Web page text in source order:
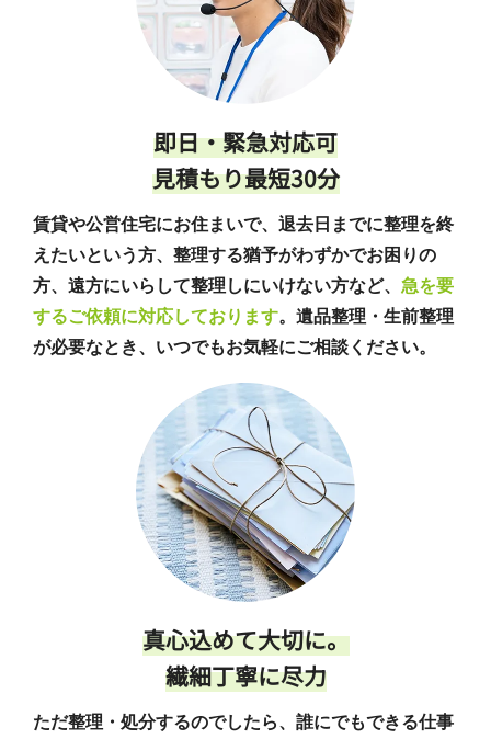
即日・緊急対応可
見積もり最短30分
賃貸や公営住宅にお住まいで、退去日までに整理を終
えたいという方、整理する猶予がわずかでお困りの
方、遠方にいらして整理しにいけない方など、 急を要
するご依頼に対応しております。遺品整理・生前整理
が必要なとき、いつでもお気軽にご相談ください。
真心込めて大切に。
繊細丁寧に尽力
ただ整理・処分するのでしたら、誰にでもできる仕事